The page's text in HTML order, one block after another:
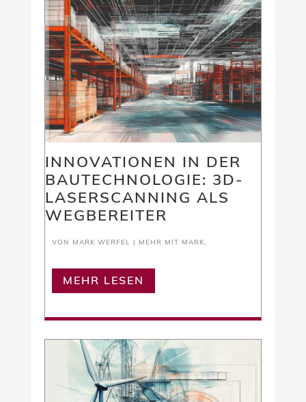
INNOVATIONEN IN DER
BAUTECHNOLOGIE: 3D-
LASERSCANNING ALS
WEGBEREITER
VON MARK WERFEL | MEHR MIT MARK
MEHR LESEN